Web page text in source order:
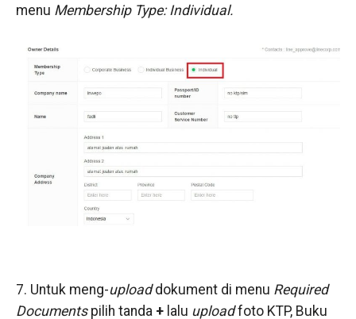
menu Membership Type: Individual.
7. Untuk meng-uploaddokument di menu Required
Documentspilih tanda +lalu uploadfoto KTP, Buku